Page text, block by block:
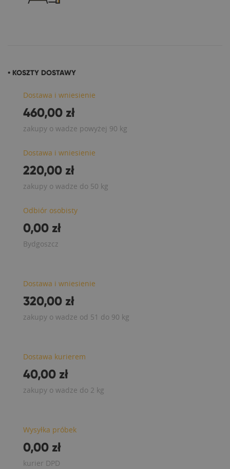
• KOSZTY DOSTAWY
Dostawa i wniesienie
460,00 zł
zakupy o wadze powyżej 90 kg
Dostawa i wniesienie
220,00 zł
zakupy o wadze do 50 kg
Odbiór osobisty
0,00 zł
Bydgoszcz
Dostawa i wniesienie
320,00 zł
zakupy o wadze od 51 do 90 kg
Dostawa kurierem
40,00 zł
zakupy o wadze do 2 kg
Wysyłka próbek
0,00 zł
kurier DPD